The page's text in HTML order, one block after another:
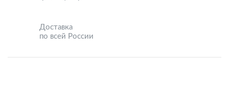
Доставка
по всей России